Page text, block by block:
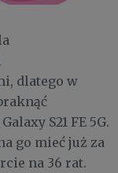
dlatego w
S21 FE 5G.
go mieć już za
na 36 rat.